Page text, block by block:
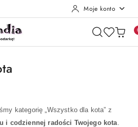
Moje konto
kategorię „Wszystko dla kota” z
i codziennej radości Twojego kota.